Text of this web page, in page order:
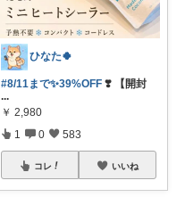
ひなた🍀
#8/11まで✨39%OFF ❣️ 【開封
...
￥ 2,980
1 0 583
コレ いいね